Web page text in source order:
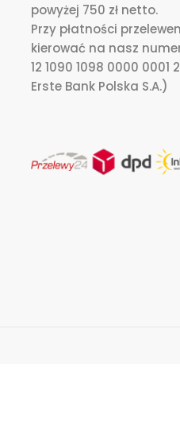
powyżej 750 zł netto.
Przy płatności
kierować na nasz
12 1090 1098 0000 0001
Erste Bank Polska S.A.)